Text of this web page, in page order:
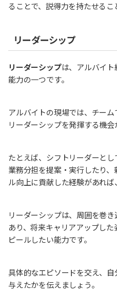
ることで、説得力を持たせるこ
リーダーシップ
リーダーシップは、アルバイ
能力の一つです。
アルバイトの現場では、チーム
リーダーシップを発揮する機会
たとえば、シフトリーダーと
業務分担を提案・実行したり
ル向上に貢献した経験があれば
リーダーシップは、周囲を巻
あり、将来キャリアアップし
ピールしたい能力です。
具体的なエピソードを交え、
与えたかを伝えましょう。